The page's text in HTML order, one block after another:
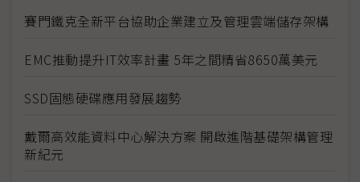
賽門鐵克全新平台協助企業建立及管理雲端儲存架構
EMC推動提升IT效率計畫 5年之間精省8650萬美元
SSD固態硬碟應用發展趨勢
戴爾高效能資料中心解決方案 開啟進階基礎架構管理
新紀元